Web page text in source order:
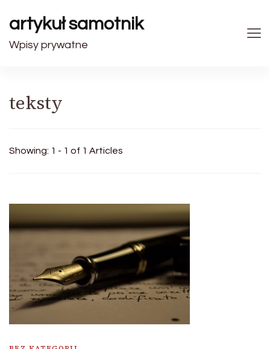
artykuł samotnik
Wpisy prywatne
teksty
Showing: 1 - 1 of 1 Articles